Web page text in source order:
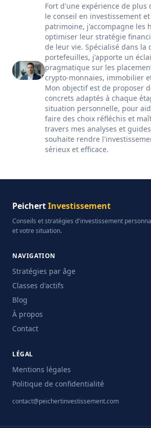
Fort d'une expérience de plus
le conseil en investissement
patrimoine, j'accompagne les
optimiser leur stratégie
de leur vie. Spécialisé dans la
portefeuilles, j'apporte un
pragmatique sur les
crypto-monnaies, immobilier
Mon objectif est de proposer
concrets adaptés à chaque
situation personnelle, pour
faire des choix réfléchis et
travers mes analyses et
souhaite rendre
sérieux et efficace.
PeichertInvestissement
Conseils et stratégies d'investissement
et votre situation.
NAVIGATION
Stratégies par âge
Classes d'actifs
Blog
À propos
Contact
LÉGAL
Mentions légales
Politique de confidentialité
contact@peichertinvestissement.com